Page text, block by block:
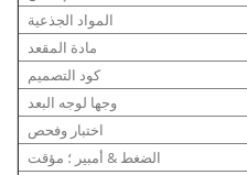
المواد الجذعية
مادة المقعد
كود التصميم
وجها لوجه البعد
اختبار وفحص
الضغط & أمبير ؛ مؤقت